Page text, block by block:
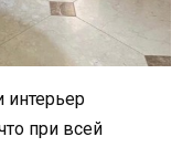
интерьер
при всей